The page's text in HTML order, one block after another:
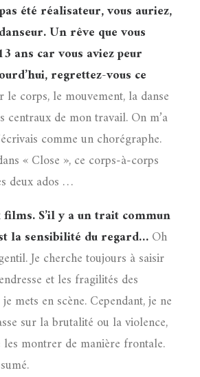
été réalisateur, vous auriez,
Un rêve que vous
ans car vous aviez peur
regrettez-vous ce
le corps, le mouvement, la danse
centraux de mon travail. On m’a
comme un chorégraphe.
« Close », ce corps-à-corps
deux ados …
films. S’il y a un trait commun
la sensibilité du regard…Oh
Je cherche toujours à saisir
et les fragilités des
mets en scène. Cependant, je ne
sur la brutalité ou la violence,
les montrer de manière frontale.